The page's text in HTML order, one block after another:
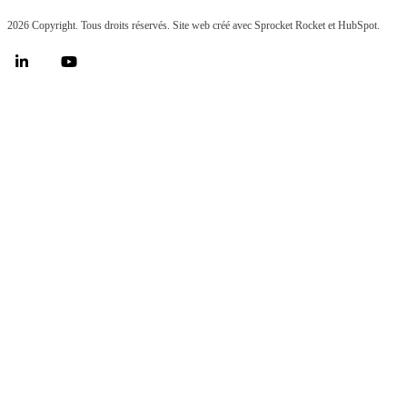
2026 Copyright. Tous droits réservés. Site web créé avec Sprocket Rocket et HubSpot.